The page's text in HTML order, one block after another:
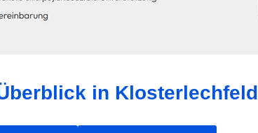
in Klosterlechfeld